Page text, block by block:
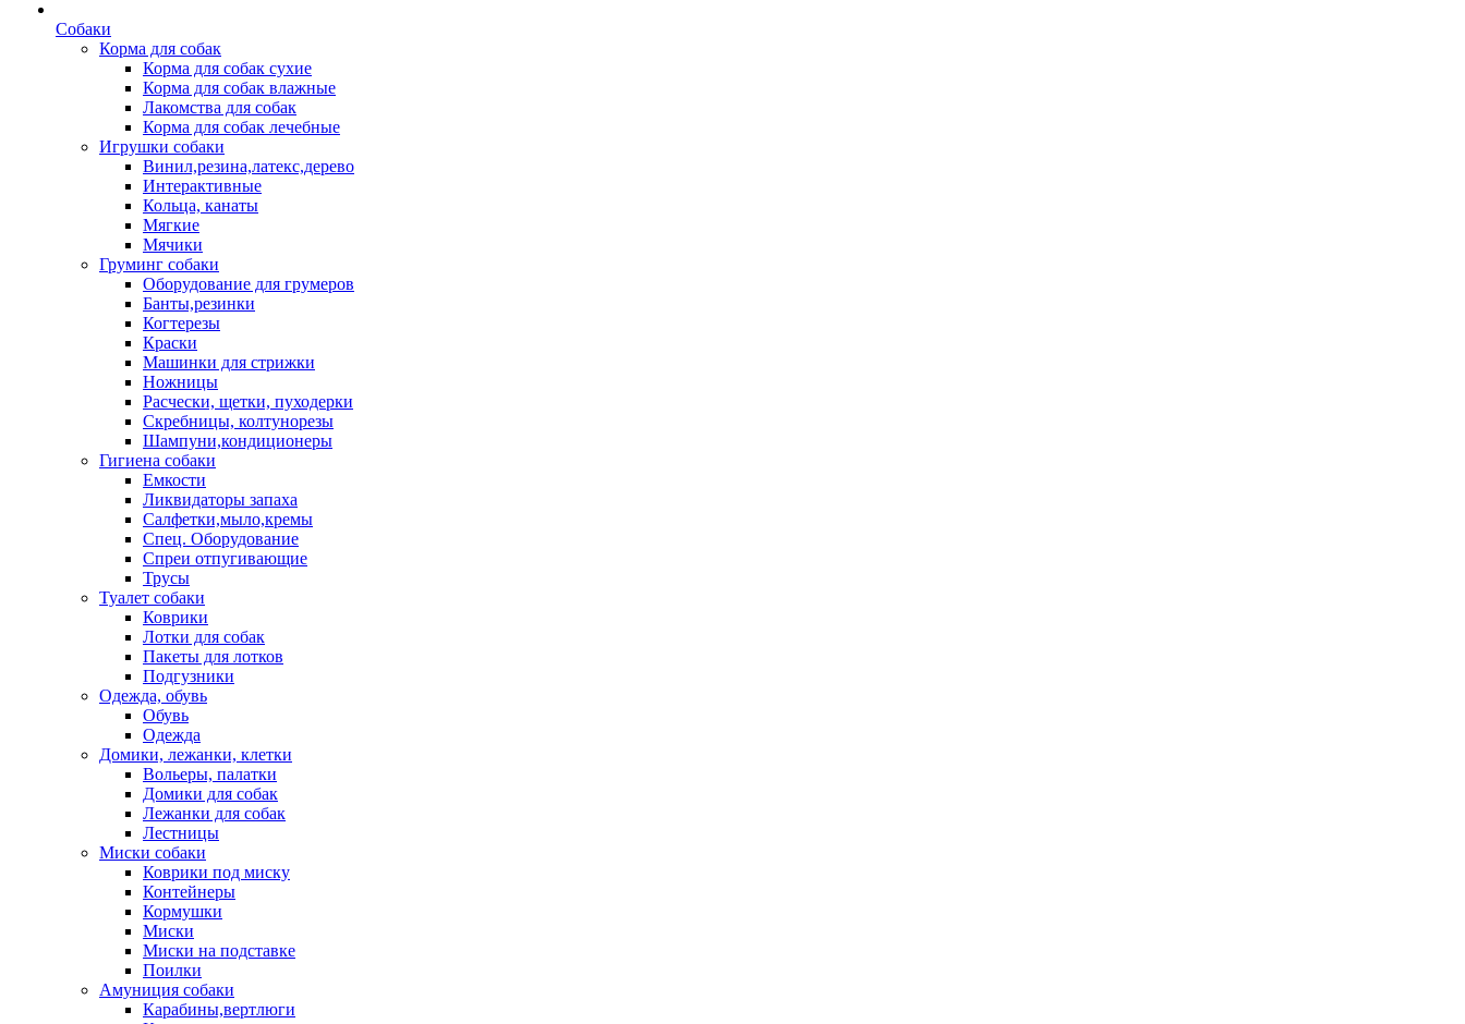
Собаки
Корма для собак
Корма для собак сухие
Корма для собак влажные
Лакомства для собак
Корма для собак лечебные
Игрушки собаки
Винил,резина,латекс,дерево
Интерактивные
Кольца, канаты
Мягкие
Мячики
Груминг собаки
Оборудование для грумеров
Банты,резинки
Когтерезы
Краски
Машинки для стрижки
Ножницы
Расчески, щетки, пуходерки
Скребницы, колтунорезы
Шампуни,кондиционеры
Гигиена собаки
Емкости
Ликвидаторы запаха
Салфетки,мыло,кремы
Спец. Оборудование
Спреи отпугивающие
Трусы
Туалет собаки
Коврики
Лотки для собак
Пакеты для лотков
Подгузники
Одежда, обувь
Обувь
Одежда
Домики, лежанки, клетки
Вольеры, палатки
Домики для собак
Лежанки для собак
Лестницы
Миски собаки
Коврики под миску
Контейнеры
Кормушки
Миски
Миски на подставке
Поилки
Амуниция собаки
Карабины,вертлюги